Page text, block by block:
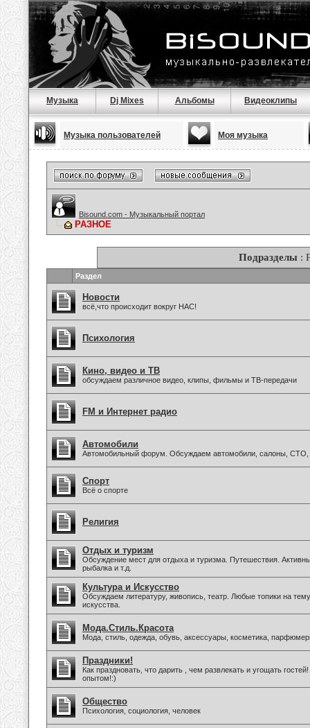
Музыка Dj Mixes Альбомы Видеоклипы
Музыка пользователей Моя музыка
Bisound.com - Музыкальный портал
РАЗНОЕ
Подразделы :
Раздел
Новости
всё,что происходит вокруг НАС!
Психология
Кино, видео и ТВ
обсуждаем различное видео, клипы, фильмы и ТВ-передачи
FM и Интернет радио
Автомобили
Автомобильный форум. Обсуждаем автомобили, салоны, СТО,
Спорт
Всё о спорте
Религия
Отдых и туризм
Обсуждение мест для отдыха и туризма. Путешествия.
рыбалка и т.д.
Культура и Искусство
Обсуждаем литературу, живопись, театр. Любые топики на
искусства.
Мода.Стиль.Красота
Мода, стиль, одежда, обувь, аксессуары, косметика,
Праздники!
Как праздновать, что дарить , чем развлекать и угощать
опытом!:)
Общество
Психология, социология, человек